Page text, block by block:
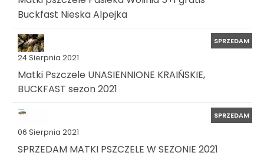
Buckfast Nieska Alpejka
24 Sierpnia 2021
SPRZEDAM
Matki Pszczele UNASIENNIONE KRAIŃSKIE,
BUCKFAST sezon 2021
06 Sierpnia 2021
SPRZEDAM
SPRZEDAM MATKI PSZCZELE W SEZONIE 2021